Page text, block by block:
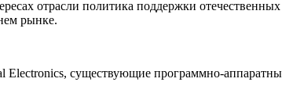
отрасли политика поддержки
рынке.
существующие программно-